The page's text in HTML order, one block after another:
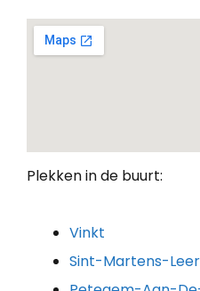
Plekken in de buurt:
Vinkt
Sint-Martens-